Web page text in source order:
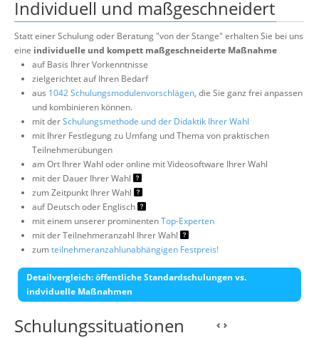
Individuell und maßgeschneidert
Statt einer Schulung oder Beratung "von der Stange" erhalten Sie bei uns
eine individuelle und kompett maßgeschneiderte Maßnahme
auf Basis Ihrer Vorkenntnisse
zielgerichtet auf Ihren Bedarf
aus 1042 Schulungsmodulenvorschlägen, die Sie ganz frei anpassen
und kombinieren können.
mit derSchulungsmethode und der Didaktik Ihrer Wahl
mit Ihrer Festlegung zu Umfang und Thema von praktischen
Teilnehmerübungen
am Ort Ihrer Wahl oder online mit Videosoftware Ihrer Wahl
mit der Dauer Ihrer Wahl
zum Zeitpunkt Ihrer Wahl
auf Deutsch oder Englisch
mit einem unserer prominentenTop-Experten
mit der Teilnehmeranzahl Ihrer Wahl
zumteilnehmeranzahlunabhängigen Festpreis!
Detailvergleich: öffentliche Standardschulungen vs.
indviduelle Maßnahmen
Schulungssituationen